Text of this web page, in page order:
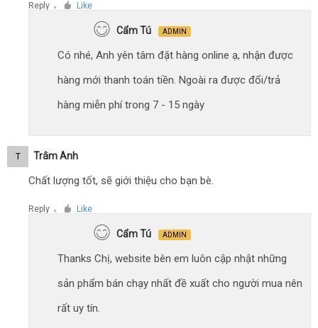
Reply ● Like
Cẩm Tú ADMIN
Có nhé, Anh yên tâm đặt hàng online ạ, nhận được
hàng mới thanh toán tiền. Ngoài ra được đổi/trả
hàng miễn phí trong 7 - 15 ngày
T Trâm Anh
Chất lượng tốt, sẽ giới thiệu cho bạn bè.
Reply ● Like
Cẩm Tú ADMIN
Thanks Chị, website bên em luôn cập nhật những
sản phẩm bán chạy nhất đề xuất cho người mua nên
rất uy tín.